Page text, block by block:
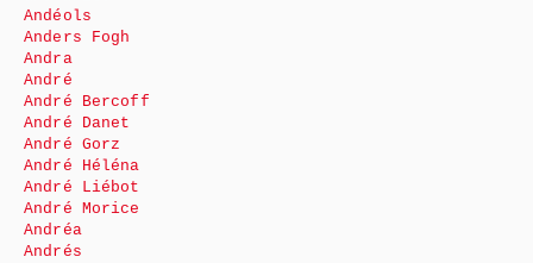
Andéols
Anders Fogh
Andra
André
André Bercoff
André Danet
André Gorz
André Héléna
André Liébot
André Morice
Andréa
Andrés